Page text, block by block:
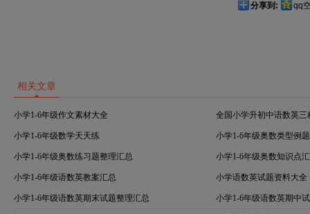
分享到: qq
相关文章
小学1-6年级作文素材大全 全国小学升初中语数英三
小学1-6年级数学天天练 小学1-6年级奥数类型例
小学1-6年级奥数练习题整理汇总 小学1-6年级奥数知识点
小学1-6年级语数英教案汇总 小学语数英试题资料大全
小学1-6年级语数英期末试题整理汇总 小学1-6年级语数英期中